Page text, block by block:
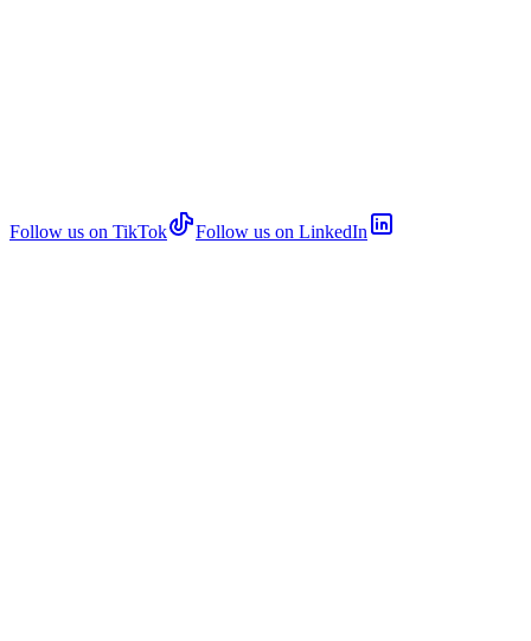
Follow us on TikTok Follow us on LinkedIn